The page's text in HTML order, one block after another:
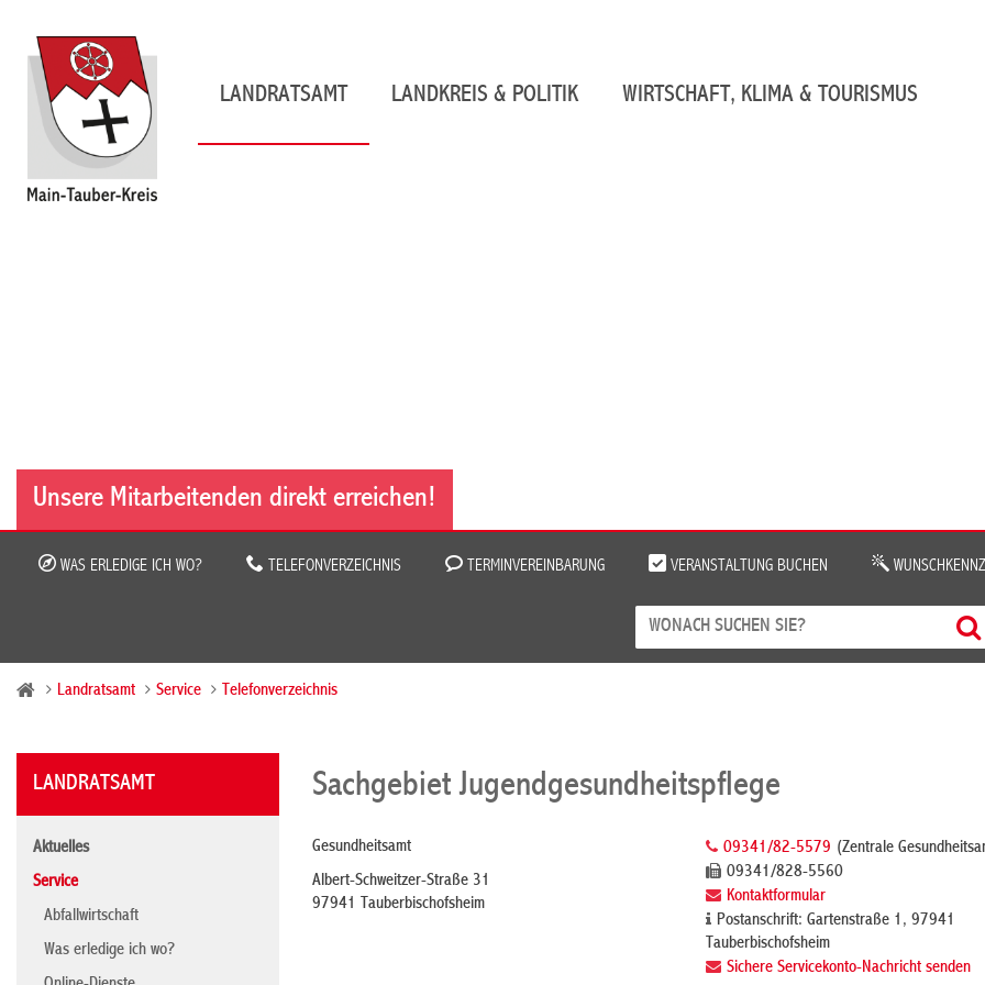
LANDRATSAMT LANDKREIS & POLITIK WIRTSCHAFT, KLIMA & TOURISMUS
Unsere Mitarbeitenden direkt erreichen!
WAS ERLEDIGE ICH WO? TELEFONVERZEICHNIS TERMINVEREINBARUNG VERANSTALTUNG BUCHEN
Landratsamt Service Telefonverzeichnis
LANDRATSAMT
Aktuelles
Service
Abfallwirtschaft
Was erledige ich wo?
Sachgebiet Jugendgesundheitspflege
Gesundheitsamt
Albert-Schweitzer-Straße 31
97941 Tauberbischofsheim
09341/82-5579 (Zentrale
09341/828-5560
Kontaktformular
Postanschrift: Gartenstraße 1, 97941
Tauberbischofsheim
Sichere Servicekonto-Nachricht senden